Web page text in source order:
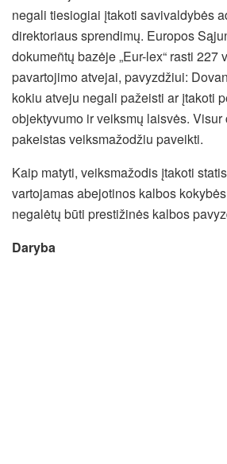
negali tiesiogiai įtakoti savivaldybės
direktoriaus sprendimų. Europos
dokumeñtų bazėje „Eur-lex“ rasti 227
pavartojimo atvejai, pavyzdžiui:
kokiu atveju negali pažeisti ar įtakoti
objektyvumo ir veiksmų laisvės.
pakeistas veiksmažodžiu paveikti.
Kaip matyti, veiksmažodis įtakoti
vartojamas abejotinos kalbos
negalėtų būti prestižinės kalbos
Daryba